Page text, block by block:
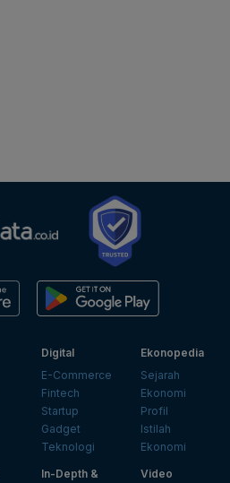
Digital
E-Commerce
Fintech
Startup
Gadget
Teknologi
Ekonopedia
Sejarah
Ekonomi
Profil
Istilah
Ekonomi
In-Depth &
Video